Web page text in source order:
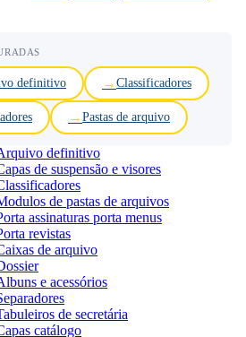
definitivo Classificadores
Pastas de arquivo
definitivo
de suspensão e visores
de pastas de arquivos
assinaturas porta menus
revistas
de arquivo
e acessórios
de secretária
catálogo